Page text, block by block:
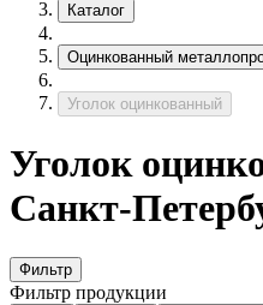
Каталог
Оцинкованный
Уголок оцинкованный
Уголок
Санкт-
Фильтр
Фильтр продукции